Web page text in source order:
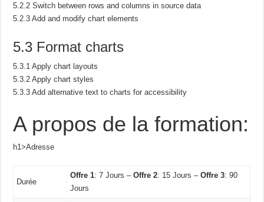
5.2.2 Switch between rows and columns in source data
5.2.3 Add and modify chart elements
5.3 Format charts
5.3.1 Apply chart layouts
5.3.2 Apply chart styles
5.3.3 Add alternative text to charts for accessibility
A propos de la formation:
h1>Adresse
Durée
Offre 1: 7 Jours –Offre 2: 15 Jours –Offre 3: 90
Jours